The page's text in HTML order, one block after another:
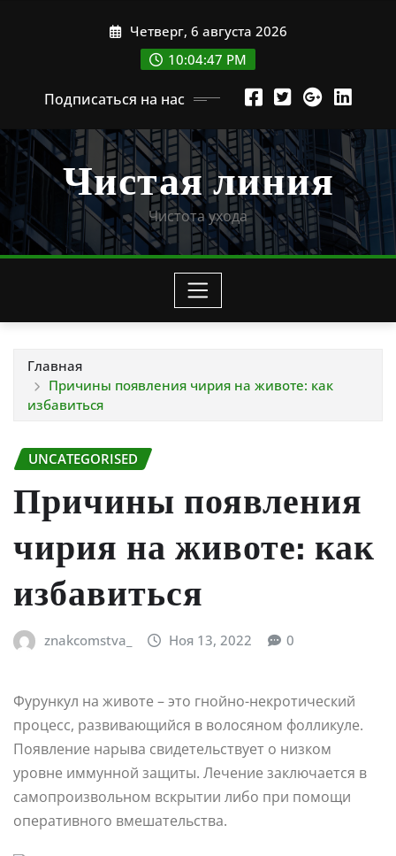
Четверг, 6 августа 2026
10:04:48 PM
Подписаться на нас
Чистая линия
Чистота ухода
Главная
Причины появления чирия на животе: как
избавиться
UNCATEGORISED
Причины появления
чирия на животе: как
избавиться
znakcomstva_ Ноя 13, 2022 0
Фурункул на животе – это гнойно-некротический
процесс, развивающийся в волосяном фолликуле.
Появление нарыва свидетельствует о низком
уровне иммунной защиты. Лечение заключается в
самопроизвольном вскрытии либо при помощи
оперативного вмешательства.